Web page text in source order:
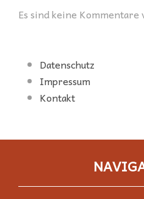
Es sind keine Kommentare
Datenschutz
Impressum
Kontakt